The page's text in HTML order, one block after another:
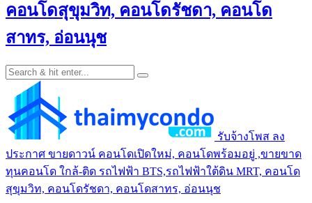
คอนโดสุขุมวิท, คอนโดรัชดา, คอนโด
สาทร, อ่อนนุช
รับจ้างโพส ลง
ประกาศ ขายดาวน์ คอนโดเปิดใหม่, คอนโดพร้อมอยู่ ,ขายขาด
ทุนคอนโด ใกล้-ติด รถไฟฟ้า BTS,รถไฟฟ้าใต้ดิน MRT, คอนโด
สุขุมวิท, คอนโดรัชดา, คอนโดสาทร, อ่อนนุช